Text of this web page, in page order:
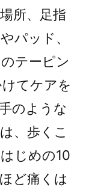
所、足指
パッド、
テーピン
てケアを
のような
、歩くこ
じめの10
ど痛くは